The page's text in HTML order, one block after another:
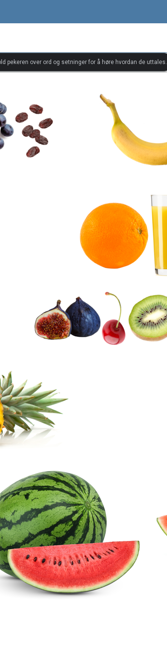
pekeren over ord og setninger for å høre hvordan de uttales.